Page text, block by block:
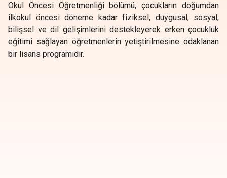
Okul Öncesi Öğretmenliği bölümü, çocukların doğumdan
ilkokul öncesi döneme kadar fiziksel, duygusal, sosyal,
bilişsel ve dil gelişimlerini destekleyerek erken çocukluk
eğitimi sağlayan öğretmenlerin yetiştirilmesine odaklanan
bir lisans programıdır.